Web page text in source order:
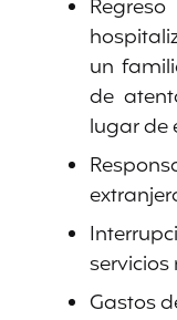
un
de
lugar de
Gastos